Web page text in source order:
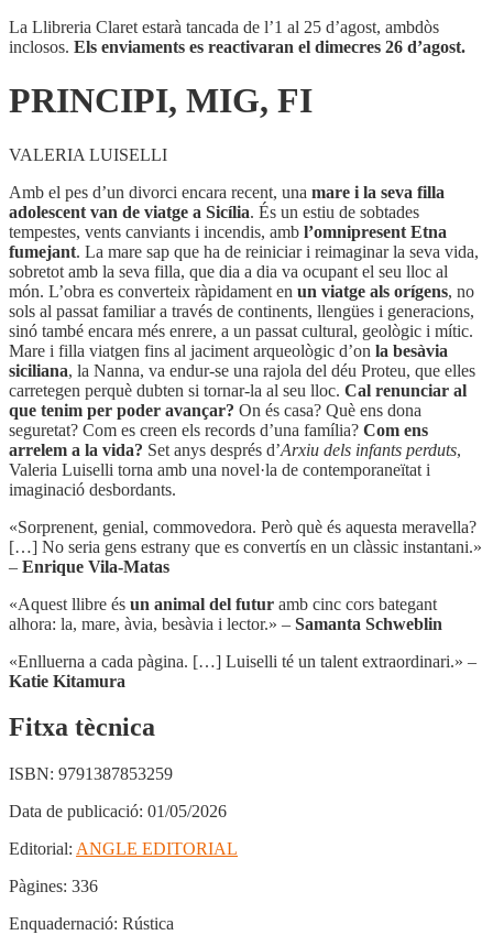
La Llibreria Claret estarà tancada de l’1 al 25 d’agost, ambdòs
inclosos. Els enviaments es reactivaran el dimecres 26 d’agost.
PRINCIPI, MIG, FI
VALERIA LUISELLI
Amb el pes d’un divorci encara recent, una mare i la seva filla
adolescent van de viatge a Sicília. És un estiu de sobtades
tempestes, vents canviants i incendis, amb l’omnipresent Etna
fumejant. La mare sap que ha de reiniciar i reimaginar la seva vida,
sobretot amb la seva filla, que dia a dia va ocupant el seu lloc al
món. L’obra es converteix ràpidament en un viatge als orígens, no
sols al passat familiar a través de continents, llengües i generacions,
sinó també encara més enrere, a un passat cultural, geològic i mític.
Mare i filla viatgen fins al jaciment arqueològic d’on la besàvia
siciliana, la Nanna, va endur-se una rajola del déu Proteu, que elles
carretegen perquè dubten si tornar-la al seu lloc. Cal renunciar al
que tenim per poder avançar? On és casa? Què ens dona
seguretat? Com es creen els records d’una família? Com ens
arrelem a la vida? Set anys després d’Arxiu dels infants perduts,
Valeria Luiselli torna amb una novel·la de contemporaneïtat i
imaginació desbordants.
«Sorprenent, genial, commovedora. Però què és aquesta meravella?
[…] No seria gens estrany que es convertís en un clàssic instantani.»
– Enrique Vila-Matas
«Aquest llibre és un animal del futur amb cinc cors bategant
alhora: la, mare, àvia, besàvia i lector.» – Samanta Schweblin
«Enlluerna a cada pàgina. […] Luiselli té un talent extraordinari.» –
Katie Kitamura
Fitxa tècnica
ISBN: 9791387853259
Data de publicació: 01/05/2026
Editorial: ANGLE EDITORIAL
Pàgines: 336
Enquadernació: Rústica